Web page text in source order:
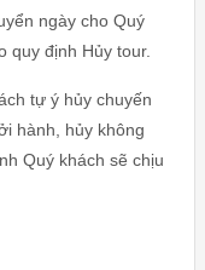
ngày cho Quý
quy định Hủy tour.
tự ý hủy chuyến
hành, hủy không
Quý khách sẽ chịu